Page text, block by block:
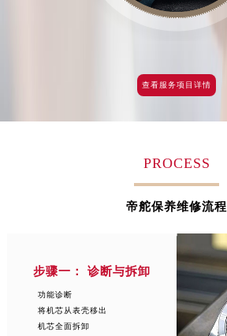
查看服务项目详情
PROCESS
帝舵保养维修流程
步骤一： 诊断与拆卸
功能诊断
将机芯从表壳移出
机芯全面拆卸